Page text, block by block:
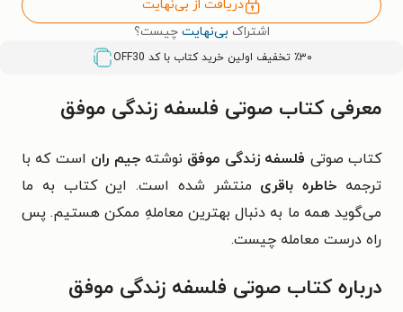
دریافت از بی‌نهایت
اشتراک بی‌نهایت چیست؟
٪۳۰ تخفیف اولین خرید کتاب با کد OFF30
معرفی کتاب صوتی فلسفه زندگی موفق
کتاب صوتی فلسفه زندگی موفق نوشتهجیم ران است که با
ترجمه خاطره باقری منتشر شده است. این کتاب به ما
می‌گوید همه ما به دنبال بهترین معاملهِ ممکن هستیم. پس
راه درست معامله چیست.
درباره کتاب صوتی فلسفه زندگی موفق